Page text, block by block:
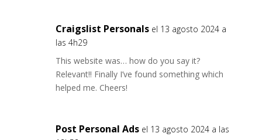
Craigslist Personals el 13 agosto 2024 a
las 4h29
This website was… how do you say it?
Relevant!! Finally I’ve found something which
helped me. Cheers!
Post Personal Ads el 13 agosto 2024 a las